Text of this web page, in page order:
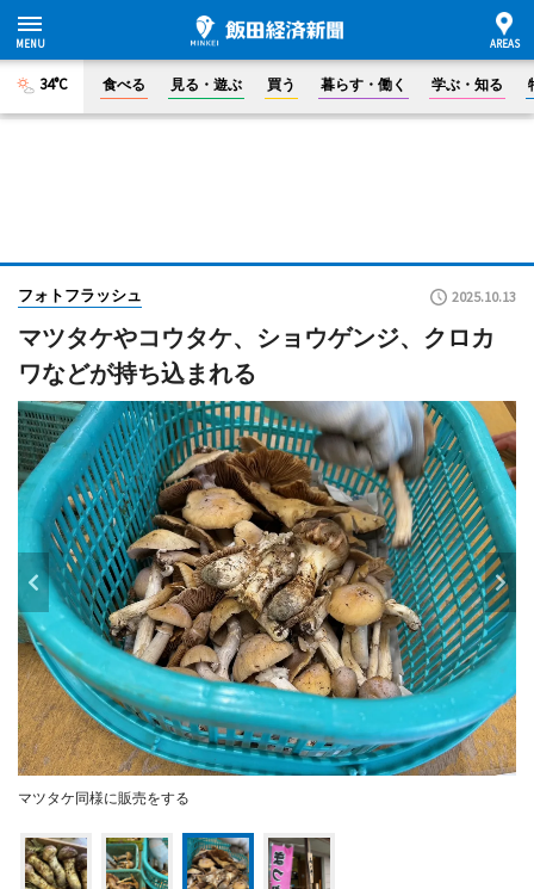
34°C 食べる 見る・遊ぶ 買う 暮らす・働く 学ぶ・知る
フォトフラッシュ 2025.10.13
マツタケやコウタケ、ショウゲンジ、クロカ
ワなどが持ち込まれる
マツタケ同様に販売をする